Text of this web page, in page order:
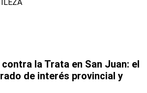
la Trata en San Juan: el
de interés provincial y